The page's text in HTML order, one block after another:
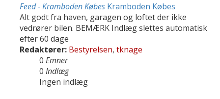
Feed - Kramboden Købes Kramboden Købes
Alt godt fra haven, garagen og loftet der ikke
vedrører bilen. BEMÆRK Indlæg slettes automatisk
efter 60 dage
Redaktører: Bestyrelsen, tknage
0 Emner
0 Indlæg
Ingen indlæg